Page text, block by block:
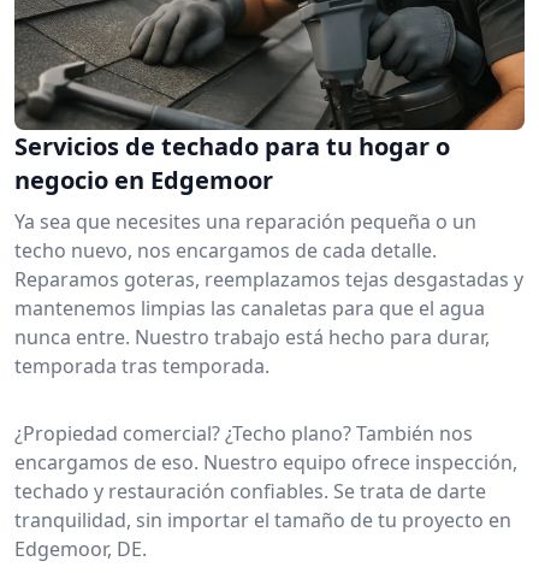
Servicios de techado para tu hogar o
negocio en Edgemoor
Ya sea que necesites una reparación pequeña o un
techo nuevo, nos encargamos de cada detalle.
Reparamos goteras, reemplazamos tejas desgastadas y
mantenemos limpias las canaletas para que el agua
nunca entre. Nuestro trabajo está hecho para durar,
temporada tras temporada.
¿Propiedad comercial? ¿Techo plano? También nos
encargamos de eso. Nuestro equipo ofrece inspección,
techado y restauración confiables. Se trata de darte
tranquilidad, sin importar el tamaño de tu proyecto en
Edgemoor, DE.